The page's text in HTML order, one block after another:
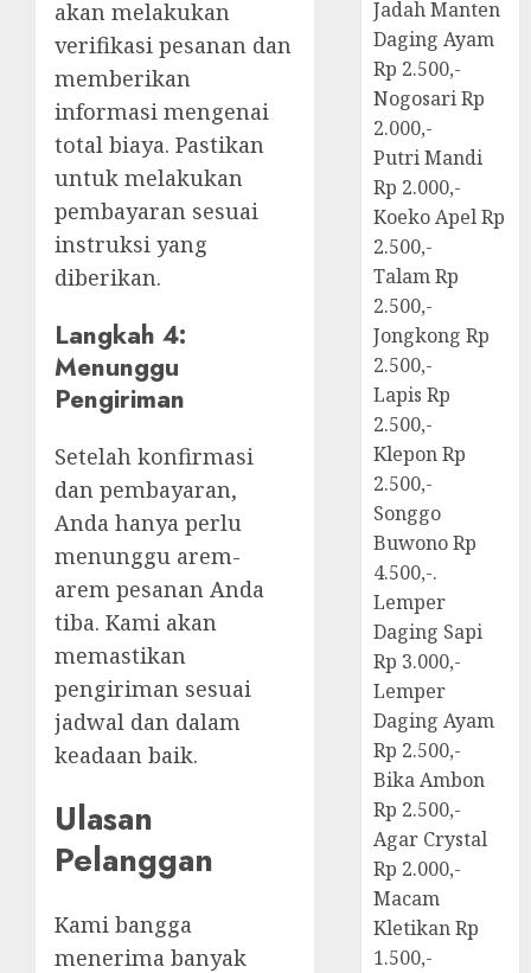
akan melakukan
verifikasi pesanan dan
memberikan
informasi mengenai
total biaya. Pastikan
untuk melakukan
pembayaran sesuai
instruksi yang
diberikan.
Langkah 4:
Menunggu
Pengiriman
Setelah konfirmasi
dan pembayaran,
Anda hanya perlu
menunggu arem-
arem pesanan Anda
tiba. Kami akan
memastikan
pengiriman sesuai
jadwal dan dalam
keadaan baik.
Ulasan
Pelanggan
Kami bangga
menerima banyak
Jadah Manten
Daging Ayam
Rp 2.500,-
Nogosari Rp
2.000,-
Putri Mandi
Rp 2.000,-
Koeko Apel Rp
2.500,-
Talam Rp
2.500,-
Jongkong Rp
2.500,-
Lapis Rp
2.500,-
Klepon Rp
2.500,-
Songgo
Buwono Rp
4.500,-.
Lemper
Daging Sapi
Rp 3.000,-
Lemper
Daging Ayam
Rp 2.500,-
Bika Ambon
Rp 2.500,-
Agar Crystal
Rp 2.000,-
Macam
Kletikan Rp
1.500,-